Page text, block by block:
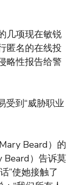
几项现在敏锐
匿名的在线投
略性报告给警
受到“威胁职业
Beard）的
Beard）告诉莫
”使她接触了